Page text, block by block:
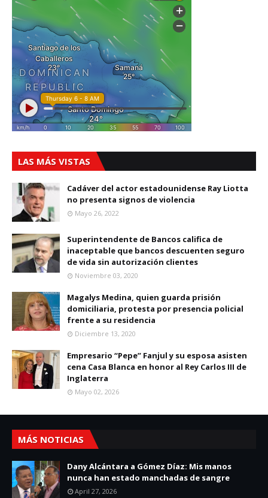
LAS MÁS VISTAS
Cadáver del actor estadounidense Ray Liotta
no presenta signos de violencia
Mayo 26, 2022
Superintendente de Bancos califica de
inaceptable que bancos descuenten seguro
de vida sin autorización clientes
Noviembre 03, 2020
Magalys Medina, quien guarda prisión
domiciliaria, protesta por presencia policial
frente a su residencia
Diciembre 13, 2020
Empresario “Pepe” Fanjul y su esposa asisten
cena Casa Blanca en honor al Rey Carlos III de
Inglaterra
Mayo 02, 2026
MÁS NOTICIAS
Dany Alcántara a Gómez Díaz: Mis manos
nunca han estado manchadas de sangre
April 27, 2026